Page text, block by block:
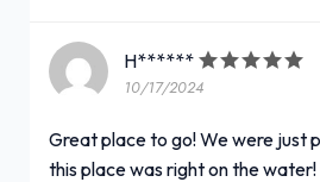
H******
10/17/2024
Great place to go! We were just
this place was right on the